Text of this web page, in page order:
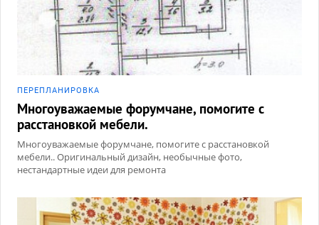
ПЕРЕПЛАНИРОВКА
Многоуважаемые форумчане, помогите с
расстановкой мебели.
Многоуважаемые форумчане, помогите с расстановкой
мебели.. Оригинальный дизайн, необычные фото,
нестандартные идеи для ремонта